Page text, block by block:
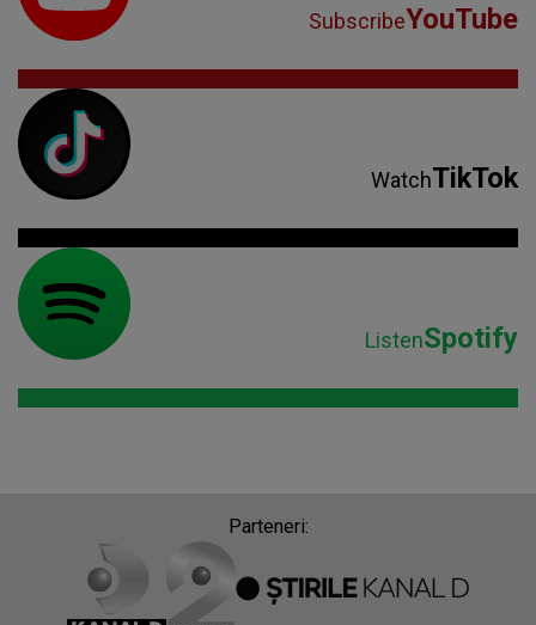
SubscribeYouTube
WatchTikTok
ListenSpotify
Parteneri: